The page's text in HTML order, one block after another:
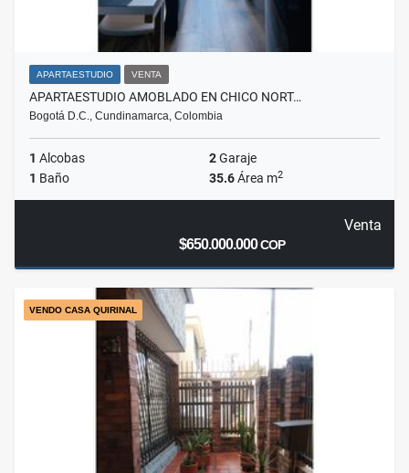
APARTAESTUDIO VENTA
APARTAESTUDIO AMOBLADO EN CHICO NORT…
Bogotá D.C., Cundinamarca, Colombia
1 Alcobas 2Garaje
1 Baño 35.6Área m2
Venta
$650.000.000COP
VENDO CASA QUIRINAL